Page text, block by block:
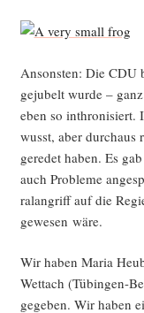
Ansons­ten: Die CDU
geju­belt wur­de –
eben so inthro­ni­siert.
wusst, aber durch­aus
gere­det haben. Es
auch Pro­ble­me
ral­an­griff auf die
gewe­sen wäre.
Wir haben Maria
Wettach (Tübin­gen-
gege­ben. Wir haben